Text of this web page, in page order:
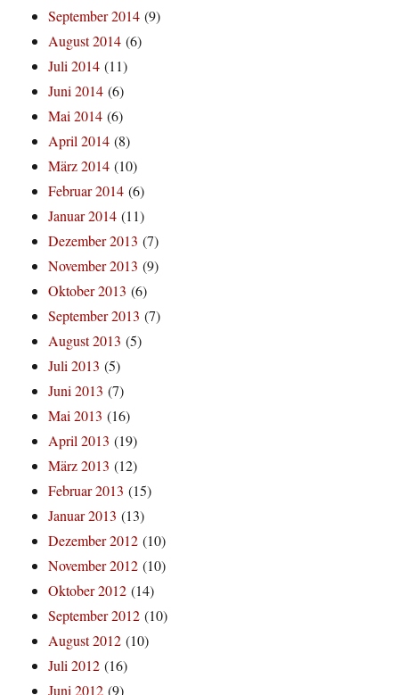
September 2014 (9)
August 2014 (6)
Juli 2014 (11)
Juni 2014 (6)
Mai 2014 (6)
April 2014 (8)
März 2014 (10)
Februar 2014 (6)
Januar 2014 (11)
Dezember 2013 (7)
November 2013 (9)
Oktober 2013 (6)
September 2013 (7)
August 2013 (5)
Juli 2013 (5)
Juni 2013 (7)
Mai 2013 (16)
April 2013 (19)
März 2013 (12)
Februar 2013 (15)
Januar 2013 (13)
Dezember 2012 (10)
November 2012 (10)
Oktober 2012 (14)
September 2012 (10)
August 2012 (10)
Juli 2012 (16)
Juni 2012 (9)